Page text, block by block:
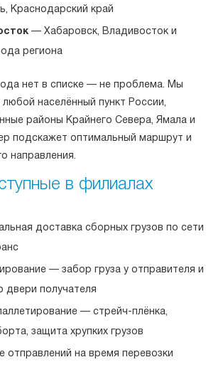
Краснодарский край
— Хабаровск, Владивосток и
региона
нет в списке — не проблема. Мы
населённый пункт России,
районы Крайнего Севера, Ямала и
подскажет оптимальный маршрут и
направления.
в филиалах
доставка сборных грузов по сети
— забор груза у отправителя и
двери получателя
— стрейч-плёнка,
защита хрупких грузов
отправлений на время перевозки